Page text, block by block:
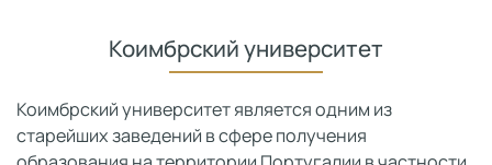
Коимбрский университет
Коимбрский университет является одним из
старейших заведений в сфере получения